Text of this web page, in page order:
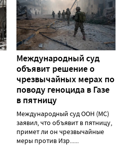
Международный суд
объявит решение о
чрезвычайных мерах по
поводу геноцида в Газе
в пятницу
Международный суд ООН (МС)
заявил, что объявит в пятницу,
примет ли он чрезвычайные
меры против Изр......